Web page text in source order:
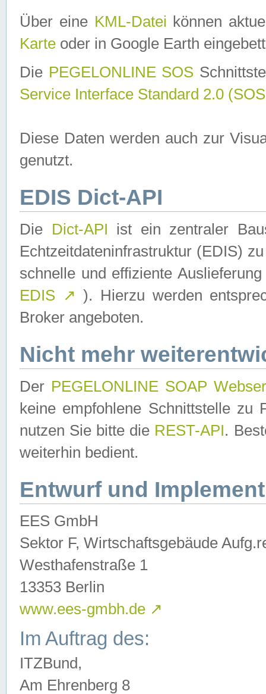
Über eine KML-Datei können
Karte oder in Google Earth
Die PEGELONLINE SOS
Service Interface Standard 2.0
Diese Daten werden auch zur
genutzt.
EDIS Dict-API
Die Dict-API ist ein zentraler
Echtzeitdateninfrastruktur (EDIS)
schnelle und effiziente
EDIS ↗ ). Hierzu werden
Broker angeboten.
Nicht mehr
Der PEGELONLINE SOAP
keine empfohlene Schnittstelle zu
nutzen Sie bitte die REST-API.
weiterhin bedient.
Entwurf und
EES GmbH
Sektor F, Wirtschaftsgebäude
Westhafenstraße 1
13353 Berlin
www.ees-gmbh.de ↗
Im Auftrag des:
ITZBund,
Am Ehrenberg 8